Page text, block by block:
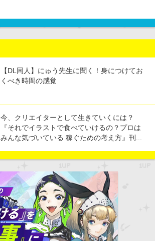
【DL同人】にゅう先生に聞く！身につけてお
くべき時間の感覚
今、クリエイターとして生きていくには？
『それでイラストで食べていけるの？プロは
みんな気づいている 稼ぐための考え方』刊...